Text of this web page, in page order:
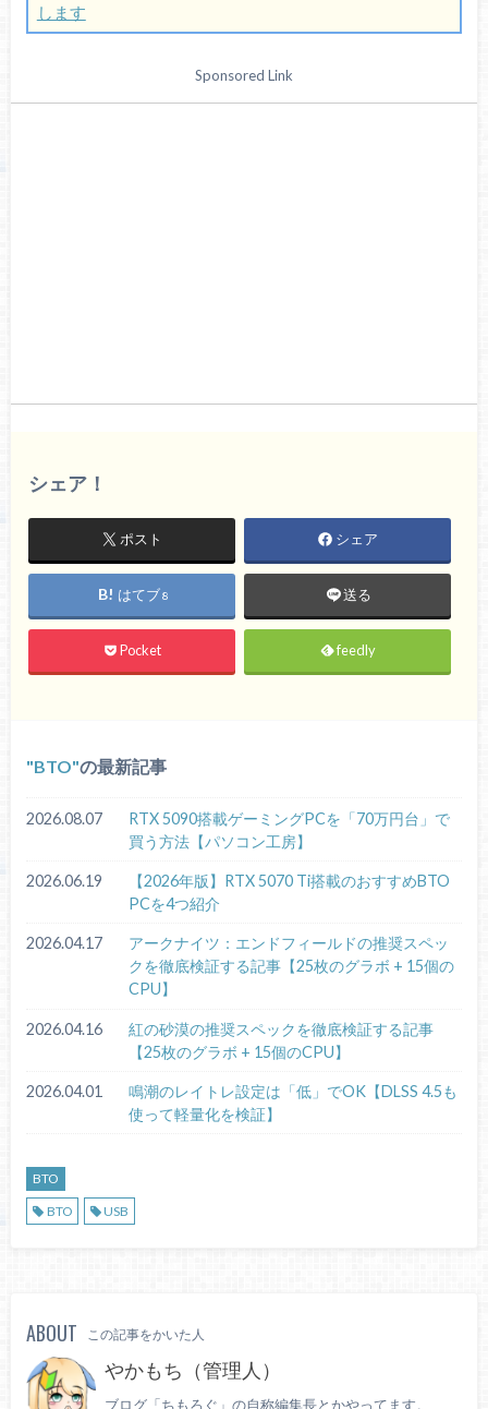
します
Sponsored Link
シェア！
ポスト シェア
はてブ8 送る
Pocket feedly
BTO の最新記事
2026.08.07
RTX 5090搭載ゲーミングPCを「70万円台」で
買う方法【パソコン工房】
2026.06.19
【2026年版】RTX 5070 Ti搭載のおすすめBTO
PCを4つ紹介
2026.04.17
アークナイツ：エンドフィールドの推奨スペッ
クを徹底検証する記事【25枚のグラボ + 15個の
CPU】
2026.04.16
紅の砂漠の推奨スペックを徹底検証する記事
【25枚のグラボ + 15個のCPU】
2026.04.01
鳴潮のレイトレ設定は「低」でOK【DLSS 4.5も
使って軽量化を検証】
BTO
BTO
USB
ABOUT この記事をかいた人
やかもち（管理人）
ブログ「ちもろぐ」の自称編集長とかやってます。